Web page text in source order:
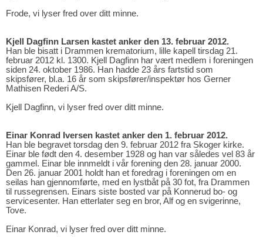
Frode, vi lyser fred over ditt minne.
Kjell Dagfinn Larsen kastet anker den 13. februar 2012.
Han ble bisatt i Drammen krematorium, lille kapell tirsdag 21.
februar 2012 kl. 1300. Kjell Dagfinn har vært medlem i foreningen
siden 24. oktober 1986. Han hadde 23 års fartstid som
skipsfører, bl.a. 16 år som skipsfører/inspektør hos Gerner
Mathisen Rederi A/S.
Kjell Dagfinn, vi lyser fred over ditt minne.
Einar Konrad Iversen kastet anker den 1. februar 2012.
Han ble begravet torsdag den 9. februar 2012 fra Skoger kirke.
Einar ble født den 4. desember 1928 og han var således vel 83 år
gammel. Einar ble innmeldt i vår forening den 28. januar 2000.
Den 26. januar 2001 holdt han et foredrag i foreningen om en
seilas han gjennomførte, med en lystbåt på 30 fot, fra Drammen
til russegrensen. Einars siste bosted var på Konnerud bo- og
servicesenter. Han etterlater seg en bror, Alf og en svigerinne,
Tove.
Einar Konrad, vi lyser fred over ditt minne.